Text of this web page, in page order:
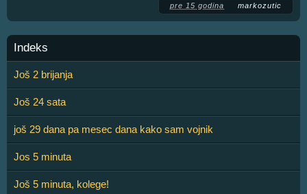
pre 15 godina markozutic
Indeks
Još 2 brijanja
Još 24 sata
još 29 dana pa mesec dana kako sam vojnik
Jos 5 minuta
Još 5 minuta, kolege!